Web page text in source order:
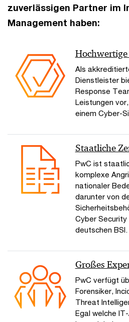
zuverlässigen Partner im
Management haben:
Als
Dienstleister
Response
Leistungen
einem Cyber-
Staatliche
PwC ist
komplexe
nationaler
darunter von
Cyber
deutschen BSI.
Großes
PwC verfügt
Forensiker,
Threat
Egal welche